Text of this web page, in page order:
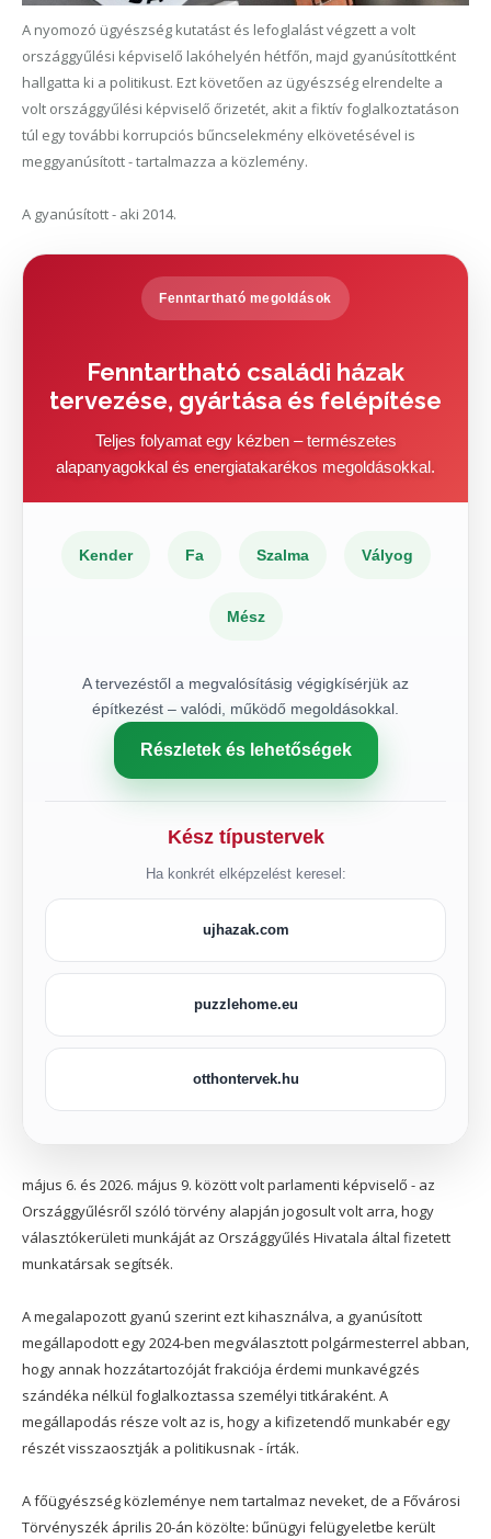
A nyomozó ügyészség kutatást és lefoglalást végzett a volt
országgyűlési képviselő lakóhelyén hétfőn, majd gyanúsítottként
hallgatta ki a politikust. Ezt követően az ügyészség elrendelte a
volt országgyűlési képviselő őrizetét, akit a fiktív foglalkoztatáson
túl egy további korrupciós bűncselekmény elkövetésével is
meggyanúsított - tartalmazza a közlemény.
A gyanúsított - aki 2014.
Fenntartható megoldások
Fenntartható családi házak
tervezése, gyártása és felépítése
Teljes folyamat egy kézben – természetes
alapanyagokkal és energiatakarékos megoldásokkal.
Kender Fa Szalma Vályog
Mész
A tervezéstől a megvalósításig végigkísérjük az
építkezést – valódi, működő megoldásokkal.
Részletek és lehetőségek
Kész típustervek
Ha konkrét elképzelést keresel:
ujhazak.com
puzzlehome.eu
otthontervek.hu
május 6. és 2026. május 9. között volt parlamenti képviselő - az
Országgyűlésről szóló törvény alapján jogosult volt arra, hogy
választókerületi munkáját az Országgyűlés Hivatala által fizetett
munkatársak segítsék.
A megalapozott gyanú szerint ezt kihasználva, a gyanúsított
megállapodott egy 2024-ben megválasztott polgármesterrel abban,
hogy annak hozzátartozóját frakciója érdemi munkavégzés
szándéka nélkül foglalkoztassa személyi titkáraként. A
megállapodás része volt az is, hogy a kifizetendő munkabér egy
részét visszaosztják a politikusnak - írták.
A főügyészség közleménye nem tartalmaz neveket, de a Fővárosi
Törvényszék április 20-án közölte: bűnügyi felügyeletbe került